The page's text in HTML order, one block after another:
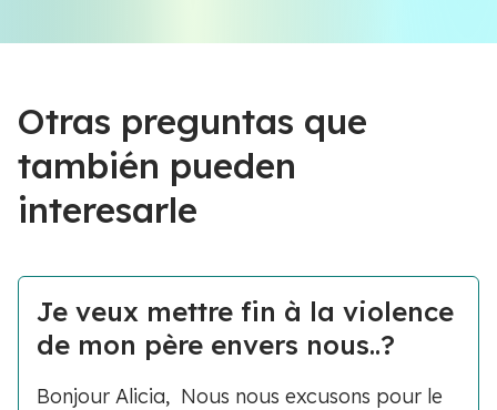
Otras preguntas que
también pueden
interesarle
Je veux mettre fin à la violence
de mon père envers nous..?
Bonjour Alicia, Nous nous excusons pour le